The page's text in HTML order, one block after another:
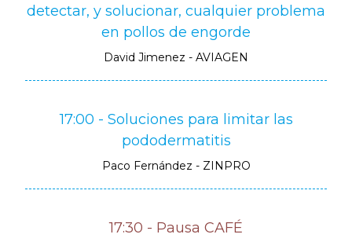
detectar, y solucionar, cualquier problema
en pollos de engorde
David Jimenez - AVIAGEN
17:00 - Soluciones para limitar las
pododermatitis
Paco Fernández - ZINPRO
17:30 - Pausa CAFÉ